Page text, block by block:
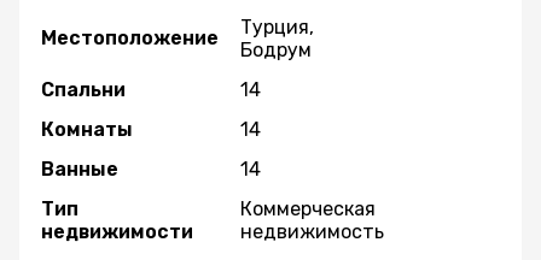
Местоположение
Турция,
Бодрум
Спальни
14
Комнаты
14
Ванные
14
Тип
недвижимости
Коммерческая
недвижимость